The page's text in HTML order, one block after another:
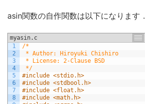
asin関数の自作関数は以下になります．
myasin.c
1
2
3
4
5
6
7
8
/*
* Author: Hiroyuki Chishiro
* License: 2-Clause BSD
*/
#include <stdio.h>
#include <stdbool.h>
#include <float.h>
#include <math.h>